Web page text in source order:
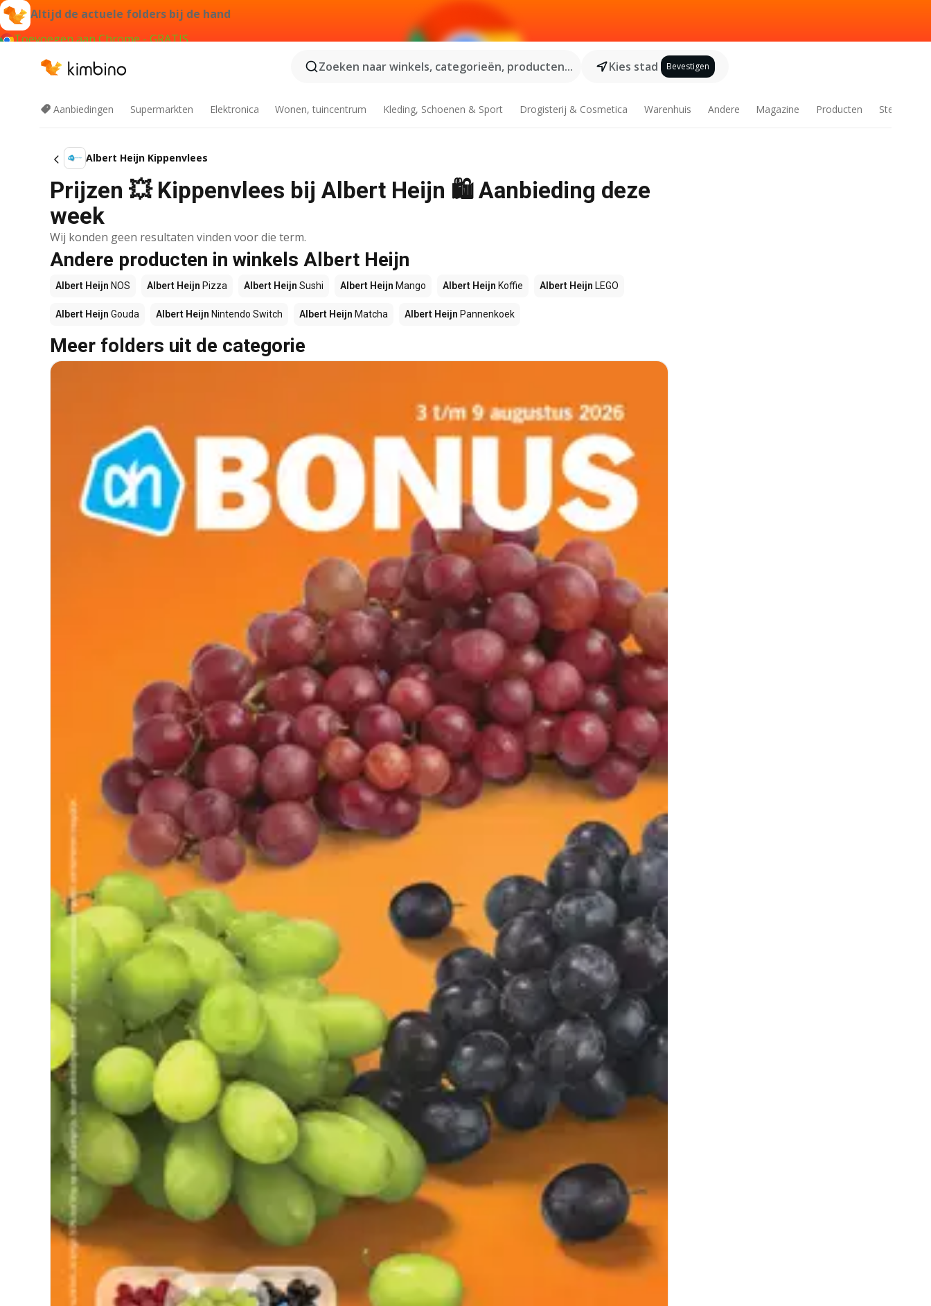
Altijd de actuele folders bij de hand
Toevoegen aan Chrome - GRATIS
Zoeken naar winkels, categorieën, producten...
Kies stad Bevestigen
Aanbiedingen Supermarkten Elektronica Wonen, tuincentrum Kleding, Schoenen & Sport Drogisterij & Cosmetica Warenhuis Andere Magazine Producten Steden
Albert Heijn Kippenvlees
Prijzen 💥 Kippenvlees bij Albert Heijn 🛍️ Aanbieding deze
week
Wij konden geen resultaten vinden voor die term.
Andere producten in winkels Albert Heijn
Albert Heijn NOS Albert Heijn Pizza Albert Heijn Sushi Albert Heijn Mango Albert Heijn Koffie Albert Heijn LEGO
Albert Heijn Gouda Albert Heijn Nintendo Switch Albert Heijn Matcha Albert Heijn Pannenkoek
Meer folders uit de categorie